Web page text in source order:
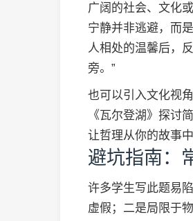
广阔的社会、文化
宁静并非逃避，而
人相处的温馨后，
旁。”
也可以引入文化视
《瓦尔登湖》探讨
让哲理从你的故事
避坑指南：
许多学生写此题易
虚假；二是局限于